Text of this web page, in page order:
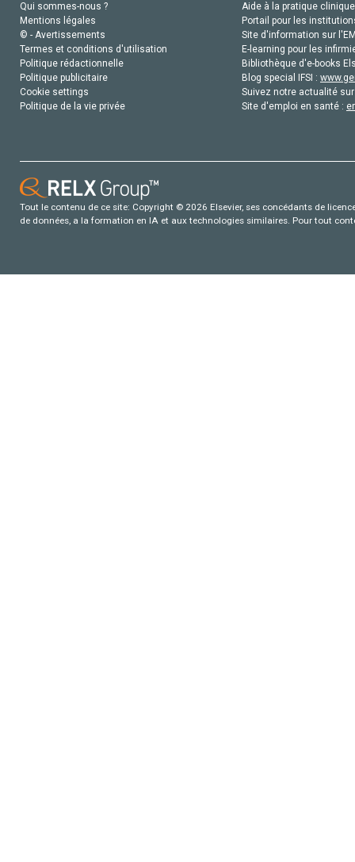
Qui sommes-nous ?
Mentions légales
© - Avertissements
Termes et conditions d'utilisation
Politique rédactionnelle
Politique publicitaire
Cookie settings
Politique de la vie privée
Aide à la pratique
Portail pour les
Site d'information sur
E-learning pour les
Bibliothèque d'e-books
Blog special IFSI :
Suivez notre actualité
Site d'emploi en santé :
Tout le contenu de ce site: Copyright © 2026 Elsevier, ses concédants de
de données, a la formation en IA et aux technologies similaires. Pour tout